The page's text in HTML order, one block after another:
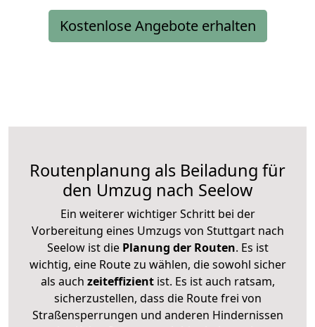
Kostenlose Angebote erhalten
Routenplanung als Beiladung für
den Umzug nach Seelow
Ein weiterer wichtiger Schritt bei der
Vorbereitung eines Umzugs von Stuttgart nach
Seelow ist diePlanung der Routen. Es ist
wichtig, eine Route zu wählen, die sowohl sicher
als auch zeiteffizientist. Es ist auch ratsam,
sicherzustellen, dass die Route frei von
Straßensperrungen und anderen Hindernissen